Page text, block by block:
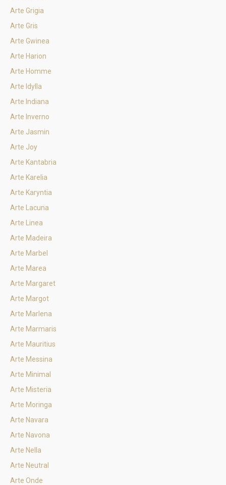
Arte Grigia
Arte Gris
Arte Gwinea
Arte Harion
Arte Homme
Arte Idylla
Arte Indiana
Arte Inverno
Arte Jasmin
Arte Joy
Arte Kantabria
Arte Karelia
Arte Karyntia
Arte Lacuna
Arte Linea
Arte Madeira
Arte Marbel
Arte Marea
Arte Margaret
Arte Margot
Arte Marlena
Arte Marmaris
Arte Mauritius
Arte Messina
Arte Minimal
Arte Misteria
Arte Moringa
Arte Navara
Arte Navona
Arte Nella
Arte Neutral
Arte Onde